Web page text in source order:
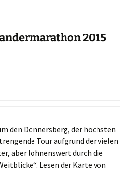
2015
den Donnersberg, der höchsten
Tour aufgrund der vielen
aber lohnenswert durch die
Lesen der Karte von